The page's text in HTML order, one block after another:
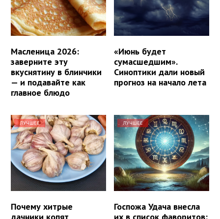
Масленица 2026:
заверните эту
вкуснятину в блинчики
— и подавайте как
главное блюдо
«Июнь будет
сумасшедшим».
Синоптики дали новый
прогноз на начало лета
ЛУЧШЕЕ
Почему хитрые
дачники копят
ЛУЧШЕЕ
Госпожа Удача внесла
их в список фаворитов: